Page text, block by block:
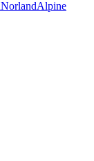
NorlandAlpine